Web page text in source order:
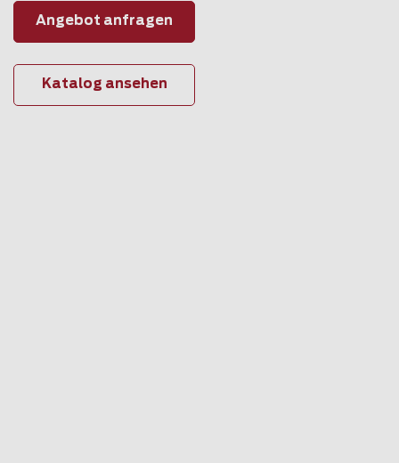
Angebot anfragen
Katalog ansehen